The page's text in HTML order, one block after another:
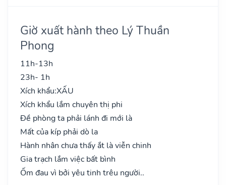
Giờ xuất hành theo Lý Thuần
Phong
11h-13h
23h- 1h
Xích khẩu:XẤU
Xích khẩu lắm chuyên thị phi
Đề phòng ta phải lánh đi mới là
Mất của kíp phải dò la
Hành nhân chưa thấy ắt là viễn chinh
Gia trạch lắm việc bất bình
Ốm đau vì bởi yêu tinh trêu người..